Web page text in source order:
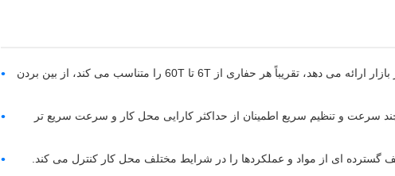
سازگاری بی نظیر: گسترده ترین دامنه سازگاری را در بازار ارائه می دهد، تقریباً هر حفاری از 6T تا 60T را متناسب می کند، از بین بردن
چند سرعت و تنظیم سریع اطمینان از حداکثر کارایی محل کار و سرعت سریع تر
گسترده ای از مواد و عملکردها را در شرایط مختلف محل کار کنترل می کند.